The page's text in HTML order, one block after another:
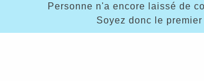
Personne n'a encore laissé de
Soyez donc le premier